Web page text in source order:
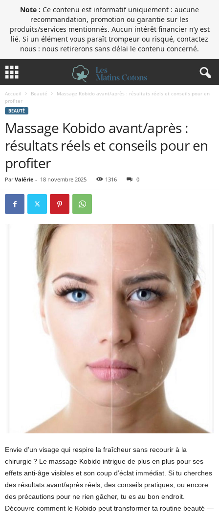
Note : Ce contenu est informatif uniquement : aucune
recommandation, promotion ou garantie sur les
produits/services mentionnés. Aucun intérêt financier n’y est
lié. Si un élément vous paraît trompeur ou risqué, contactez
nous : nous retirerons sans délai le contenu concerné.
Accueil Beauté
Massage Kobido avant/après : résultats réels et conseils pour en
profiter
BEAUTÉ
Massage Kobido avant/après :
résultats réels et conseils pour en
profiter
Par Valérie - 18 novembre 2025 1316 0
Envie d’un visage qui respire la fraîcheur sans recourir à la
chirurgie ? Le massage Kobido intrigue de plus en plus pour ses
effets anti-âge visibles et son coup d’éclat immédiat. Si tu cherches
des résultats avant/après réels, des conseils pratiques, ou encore
des précautions pour ne rien gâcher, tu es au bon endroit.
Découvre comment le Kobido peut transformer ta routine beauté —